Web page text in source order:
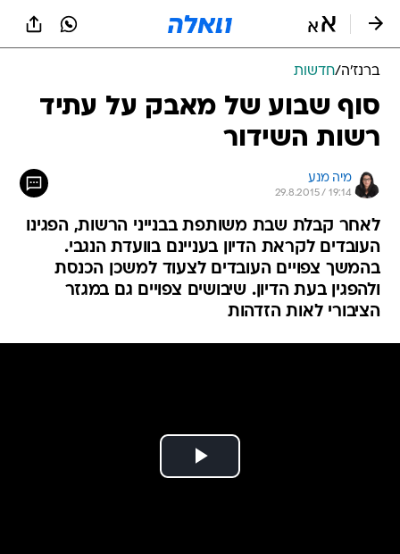
ברנז'ה/חדשות
סוף שבוע של מאבק על עתיד
רשות השידור
מיה מנע
29.8.2015 / 19:14
לאחר קבלת שבת משותפת בבנייני הרשות, הפגינו
העובדים לקראת הדיון בעניינם בוועדת הנגבי.
בהמשך צפויים העובדים לצעוד למשכן הכנסת
ולהפגין בעת הדיון. שיבושים צפויים גם במגזר
הציבורי לאות הזדהות